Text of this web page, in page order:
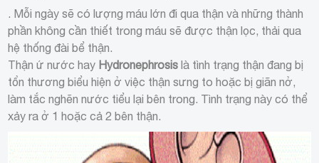
. Mỗi ngày sẽ có lượng máu lớn đi qua thận và những thành
phần không cần thiết trong máu sẽ được thận lọc, thải qua
hệ thống đài bể thận.
Thận ứ nước hay Hydronephrosis là tình trạng thận đang bị
tổn thương biểu hiện ở việc thận sưng to hoặc bị giãn nở,
làm tắc nghẽn nước tiểu lại bên trong. Tình trạng này có thể
xảy ra ở 1 hoặc cả 2 bên thận.